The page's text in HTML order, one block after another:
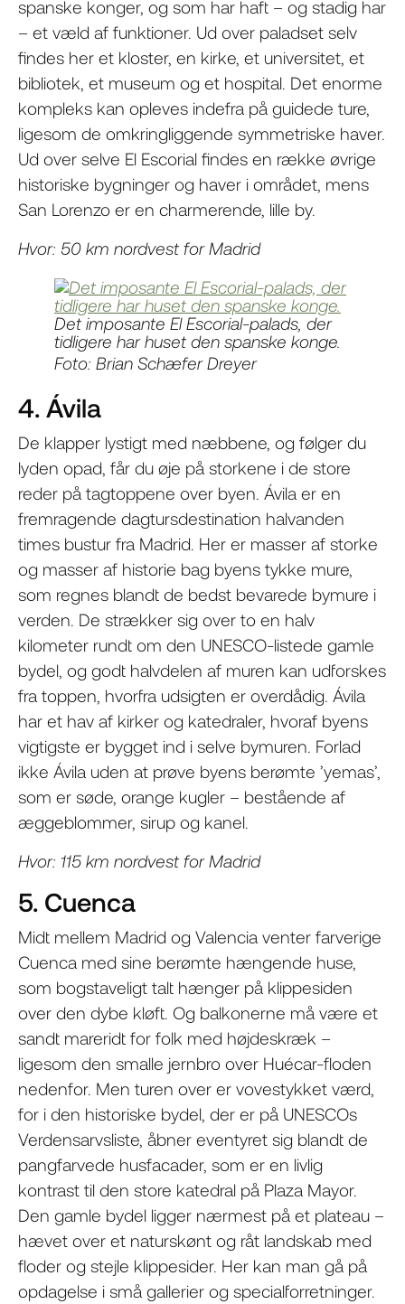
spanske konger, og som har haft – og stadig har
– et væld af funktioner. Ud over paladset selv
findes her et kloster, en kirke, et universitet, et
bibliotek, et museum og et hospital. Det enorme
kompleks kan opleves indefra på guidede ture,
ligesom de omkringliggende symmetriske haver.
Ud over selve El Escorial findes en række øvrige
historiske bygninger og haver i området, mens
San Lorenzo er en charmerende, lille by.
Hvor: 50 km nordvest for Madrid
Det imposante El Escorial-palads, der
tidligere har huset den spanske konge.
Foto: Brian Schæfer Dreyer
4. Ávila
De klapper lystigt med næbbene, og følger du
lyden opad, får du øje på storkene i de store
reder på tagtoppene over byen. Ávila er en
fremragende dagtursdestination halvanden
times bustur fra Madrid. Her er masser af storke
og masser af historie bag byens tykke mure,
som regnes blandt de bedst bevarede bymure i
verden. De strækker sig over to en halv
kilometer rundt om den UNESCO-listede gamle
bydel, og godt halvdelen af muren kan udforskes
fra toppen, hvorfra udsigten er overdådig. Ávila
har et hav af kirker og katedraler, hvoraf byens
vigtigste er bygget ind i selve bymuren. Forlad
ikke Ávila uden at prøve byens berømte ’yemas’,
som er søde, orange kugler – bestående af
æggeblommer, sirup og kanel.
Hvor: 115 km nordvest for Madrid
5. Cuenca
Midt mellem Madrid og Valencia venter farverige
Cuenca med sine berømte hængende huse,
som bogstaveligt talt hænger på klippesiden
over den dybe kløft. Og balkonerne må være et
sandt mareridt for folk med højdeskræk –
ligesom den smalle jernbro over Huécar-floden
nedenfor. Men turen over er vovestykket værd,
for i den historiske bydel, der er på UNESCOs
Verdensarvsliste, åbner eventyret sig blandt de
pangfarvede husfacader, som er en livlig
kontrast til den store katedral på Plaza Mayor.
Den gamle bydel ligger nærmest på et plateau –
hævet over et naturskønt og råt landskab med
floder og stejle klippesider. Her kan man gå på
opdagelse i små gallerier og specialforretninger.